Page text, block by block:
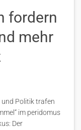
fordern
mehr
Politik trafen
im peridomus
Der